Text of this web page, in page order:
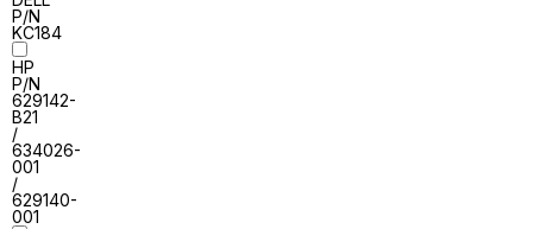
P/N
KC184
HP
P/N
629142-
B21
/
634026-
001
/
629140-
001